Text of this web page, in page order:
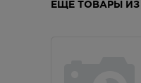
ЕЩЁ ТОВАРЫ ИЗ